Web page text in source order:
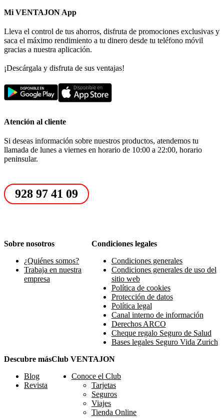
Mi VENTAJON App
Lleva el control de tus ahorros, disfruta de promociones exclusivas y
saca el máximo rendimiento a tu dinero desde tu teléfono móvil
gracias a nuestra aplicación.
¡Descárgala y disfruta de sus ventajas!
Atención al cliente
Si deseas información sobre nuestros productos, atendemos tu
llamada de lunes a viernes en horario de 10:00 a 22:00, horario
peninsular.
928 97 41 09
Sobre nosotros
¿Quiénes somos?
Trabaja en nuestra
empresa
Condiciones legales
Condiciones generales
Condiciones generales de uso del
sitio web
Política de cookies
Protección de datos
Política legal
Canal interno de información
Derechos ARCO
Cheque regalo Seguro de Salud
Bases legales Seguro Vida Zurich
Descubre más
Blog
Revista
Club VENTAJON
Conoce el Club
Tarjetas
Seguros
Viajes
Tienda Online